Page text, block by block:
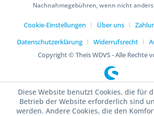
Nachnahmegebühren, wenn nicht
Cookie-Einstellungen Über uns
Datenschutzerklärung
Widerrufsrecht
Copyright © Theis WDVS - Alle Rechte
Diese Website benutzt Cookies, die für
Betrieb der Website erforderlich sind
werden. Andere Cookies, die den